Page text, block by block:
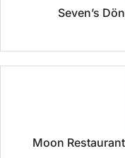
Seven’s
Moon